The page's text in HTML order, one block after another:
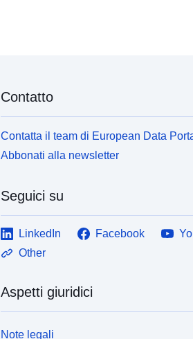
Contatto
Contatta il team di European Data
Abbonati alla newsletter
Seguici su
LinkedIn Facebook
Other
Aspetti giuridici
Note legali